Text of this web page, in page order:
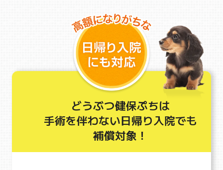
どうぶつ健保ぷちは
手術を伴わない日帰り入院でも
補償対象！